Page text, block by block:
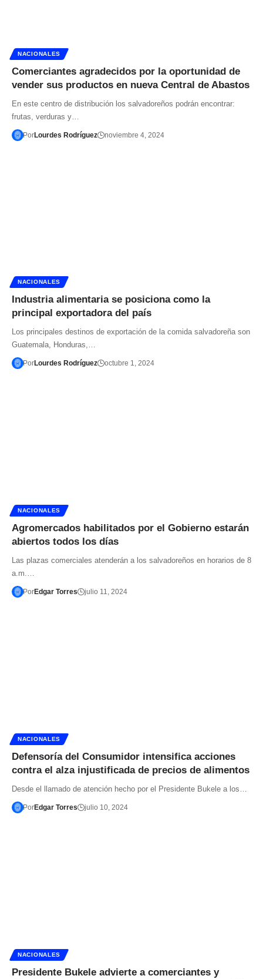
NACIONALES
Comerciantes agradecidos por la oportunidad de
vender sus productos en nueva Central de Abastos
En este centro de distribución los salvadoreños podrán encontrar:
frutas, verduras y…
PorLourdes Rodríguez noviembre 4, 2024
NACIONALES
Industria alimentaria se posiciona como la
principal exportadora del país
Los principales destinos de exportación de la comida salvadoreña son
Guatemala, Honduras,…
PorLourdes Rodríguez octubre 1, 2024
NACIONALES
Agromercados habilitados por el Gobierno estarán
abiertos todos los días
Las plazas comerciales atenderán a los salvadoreños en horarios de 8
a.m.…
PorEdgar Torres julio 11, 2024
NACIONALES
Defensoría del Consumidor intensifica acciones
contra el alza injustificada de precios de alimentos
Desde el llamado de atención hecho por el Presidente Bukele a los…
PorEdgar Torres julio 10, 2024
NACIONALES
Presidente Bukele advierte a comerciantes y